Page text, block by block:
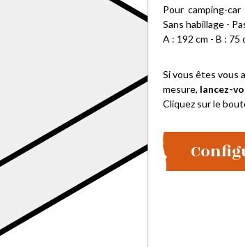
Pour camping-
Sans habillage -
A : 192 cm - B : 75
Si vous êtes vous
mesure, lancez-
Cliquez sur le